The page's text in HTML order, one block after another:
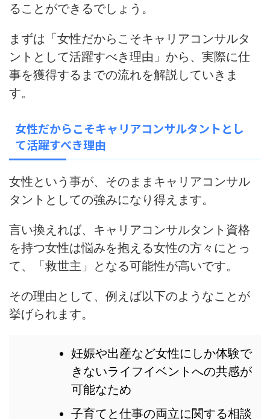
ることができるでしょう。
まずは「女性だからこそキャリアコンサルタ
ントとして活躍すべき理由」から、実際に仕
事を獲得するまでの流れを解説していきま
す。
女性だからこそキャリアコンサルタントとし
て活躍すべき理由
女性という事が、そのままキャリアコンサル
タントとしての強みになり得えます。
言い換えれば、キャリアコンサルタント資格
を持つ女性は悩みを抱える女性の方々にとっ
て、「救世主」となる可能性が高いです。
その理由として、例えば以下のようなことが
挙げられます。
妊娠や出産など女性にしか体験で
きないライフイベントへの共感が
可能なため
子育てと仕事の両立に関する相談